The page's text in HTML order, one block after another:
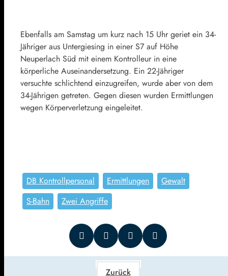
Ebenfalls am Samstag um kurz nach 15 Uhr geriet ein 34-
Jähriger aus Untergiesing in einer S7 auf Höhe
Neuperlach Süd mit einem Kontrolleur in eine
körperliche Auseinandersetzung. Ein 22-Jähriger
versuchte schlichtend einzugreifen, wurde aber von dem
34-Jährigen getreten. Gegen diesen wurden Ermittlungen
wegen Körperverletzung eingeleitet.
DB Kontrollpersonal Ermittlungen
Gewalt
S-Bahn
Zwei Angriffe
Zurück